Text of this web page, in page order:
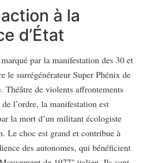
à la
d’État
par la manifestation des 30 et
le surrégénérateur Super Phénix de
Théâtre de violents affrontements
de l’ordre, la manifestation est
la mort d’un militant écologiste
Le choc est grand et contribue à
des autonomes, qui bénéficient